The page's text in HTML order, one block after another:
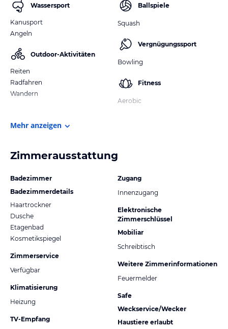
Wassersport
Kanusport
Angeln
Outdoor-Aktivitäten
Reiten
Radfahren
Wandern
Ballspiele
Squash
Vergnügungssport
Bowling
Fitness
Aerobic
Mehr anzeigen
Zimmerausstattung
Badezimmer
Badezimmerdetails
Haartrockner
Dusche
Etagenbad
Kosmetikspiegel
Zimmerservice
Verfügbar
Klimatisierung
Heizung
TV-Empfang
Zugang
Innenzugang
Elektronische
Zimmerschlüssel
Mobiliar
Schreibtisch
Weitere Zimmerinformationen
Feuermelder
Safe
Weckservice/Wecker
Haustiere erlaubt